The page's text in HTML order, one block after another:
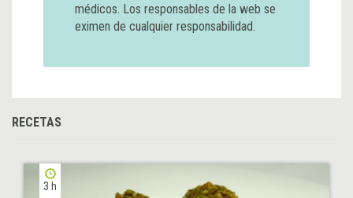
médicos. Los responsables de la web se
eximen de cualquier responsabilidad.
RECETAS
3 h